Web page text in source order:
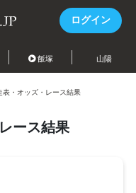
ログイン
飯塚 山陽
表・オッズ・レース結果
ース結果